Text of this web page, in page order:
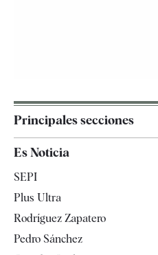
Principales secciones
España
Televisión
Es Noticia
SEPI
Plus Ultra
Rodríguez Zapatero
Pedro Sánchez